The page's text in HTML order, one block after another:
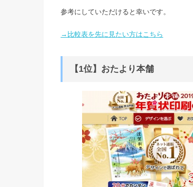
参考にしていただけると幸いです。
→比較表を先に見たい方はこちら
【1位】おたより本舗